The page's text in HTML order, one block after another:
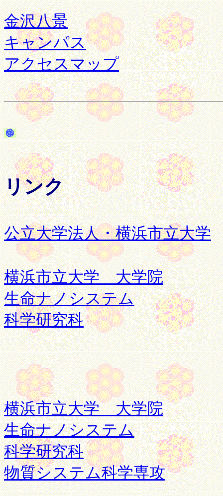
金沢八景
キャンパス
アクセスマップ
リンク
公立大学法人・横浜市立大学
横浜市立大学 大学院
生命ナノシステム
科学研究科
横浜市立大学 大学院
生命ナノシステム
科学研究科
物質システム科学専攻